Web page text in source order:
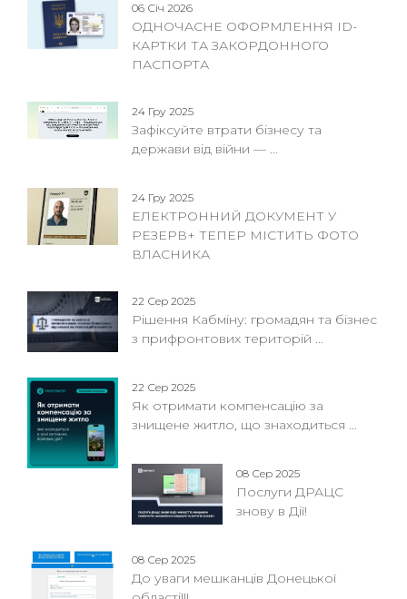
06 Січ 2026
ОДНОЧАСНЕ ОФОРМЛЕННЯ ID-
КАРТКИ ТА ЗАКОРДОННОГО
ПАСПОРТА
24 Гру 2025
Зафіксуйте втрати бізнесу та
держави від війни — ...
24 Гру 2025
ЕЛЕКТРОННИЙ ДОКУМЕНТ У
РЕЗЕРВ+ ТЕПЕР МІСТИТЬ ФОТО
ВЛАСНИКА
22 Сер 2025
Рішення Кабміну: громадян та бізнес
з прифронтових територій ...
22 Сер 2025
Як отримати компенсацію за
знищене житло, що знаходиться ...
08 Сер 2025
Послуги ДРАЦС
знову в Дії!
08 Сер 2025
До уваги мешканців Донецької